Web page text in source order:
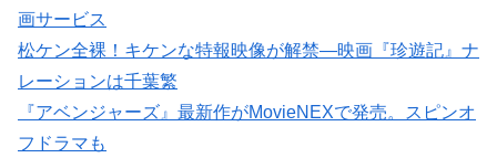
画サービス
松ケン全裸！キケンな特報映像が解禁―映画『珍遊記』ナ
レーションは千葉繁
『アベンジャーズ』最新作がMovieNEXで発売。スピンオ
フドラマも